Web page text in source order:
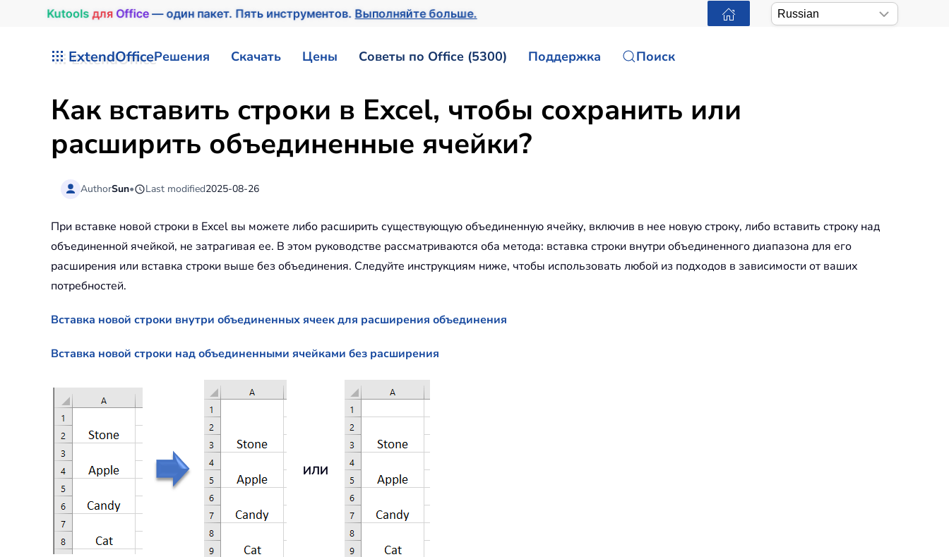
Kutools для Office— один пакет. Пять инструментов.Выполняйте больше.
ExtendOfficeРешения Скачать Цены Советы по Office (5300) Поддержка Поиск
Как вставить строки в Excel, чтобы сохранить или
расширить объединенные ячейки?
AuthorSun• Last modified2025-08-26
При вставке новой строки в Excel вы можете либо расширить существующую объединенную ячейку, включив в нее новую строку, либо вставить строку над
объединенной ячейкой, не затрагивая ее. В этом руководстве рассматриваются оба метода: вставка строки внутри объединенного диапазона для его
расширения или вставка строки выше без объединения. Следуйте инструкциям ниже, чтобы использовать любой из подходов в зависимости от ваших
потребностей.
Вставка новой строки внутри объединенных ячеек для расширения объединения
Вставка новой строки над объединенными ячейками без расширения
ИЛИ